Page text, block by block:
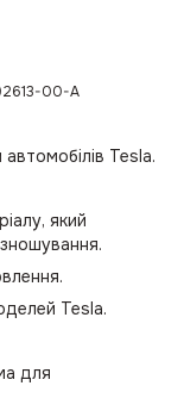
00-A
Tesla.
який
зношування.
Tesla.
для